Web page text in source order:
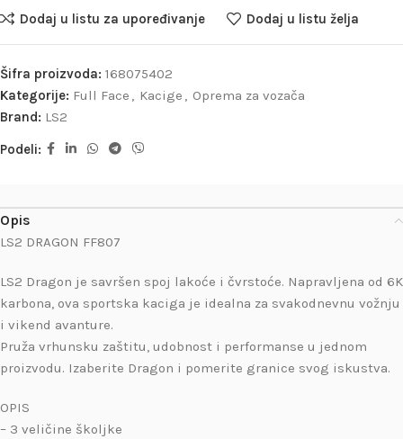
Dodaj u listu za upoređivanje Dodaj u listu želja
Šifra proizvoda: 168075402
Kategorije: Full Face , Kacige , Oprema za vozača
Brand: LS2
Podeli:
Opis
LS2 DRAGON FF807
LS2 Dragon je savršen spoj lakoće i čvrstoće. Napravljena od 6K
karbona, ova sportska kaciga je idealna za svakodnevnu vožnju
i vikend avanture.
Pruža vrhunsku zaštitu, udobnost i performanse u jednom
proizvodu. Izaberite Dragon i pomerite granice svog iskustva.
OPIS
– 3 veličine školjke